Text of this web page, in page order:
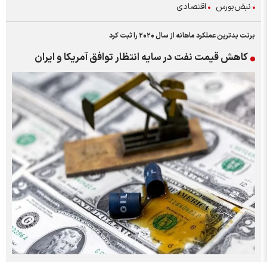
نبض‌بورس اقتصادی
برنت بدترین عملکرد ماهانه از سال ۲۰۲۰ را ثبت کرد
کاهش قیمت نفت در سایه انتظار توافق آمریکا و ایران